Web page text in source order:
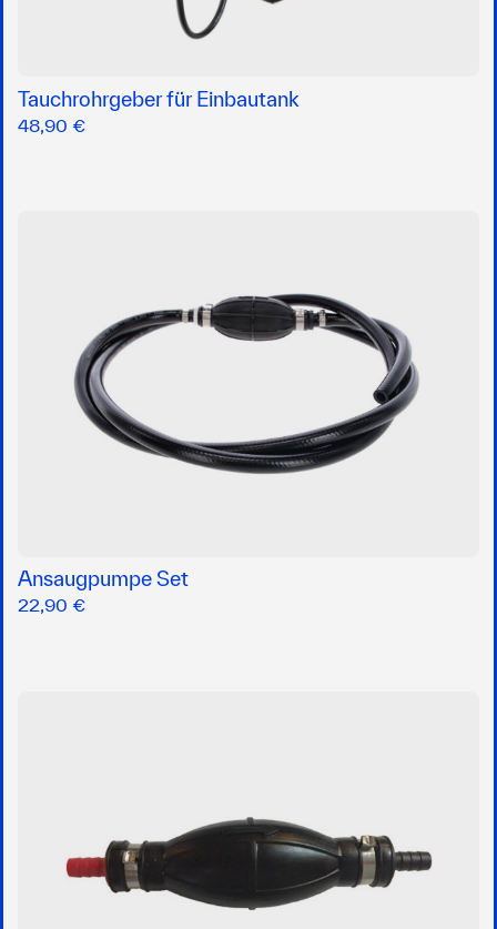
Tauchrohrgeber für Einbautank
48,90 €
Ansaugpumpe Set
22,90 €